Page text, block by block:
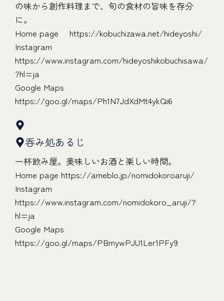
の味から創作料理まで、旬の食材の旨味を存分
に。
Home page https://kobuchizawa.net/hideyoshi/
Instagram
https://www.instagram.com/hideyoshikobuchisawa/
?hl=ja
Google Maps
https://goo.gl/maps/Ph1N7JdXdMt4ykQi6
呑み処あるじ
一杯飲み屋。美味しいお酒と楽しい時間。
Home page https://ameblo.jp/nomidokoroaruji/
Instagram
https://www.instagram.com/nomidokoro_aruji/?
hl=ja
Google Maps
https://goo.gl/maps/PBmywPJU1Ler1PFy9